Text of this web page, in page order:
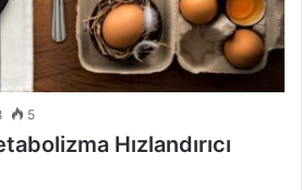
5
Hızlandırıcı